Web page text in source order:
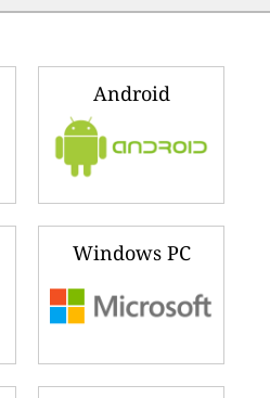
Android
Windows PC